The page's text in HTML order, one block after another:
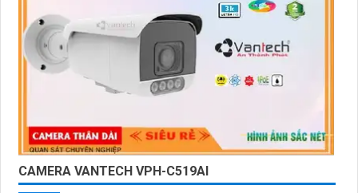
CAMERA VANTECH VPH-C519AI